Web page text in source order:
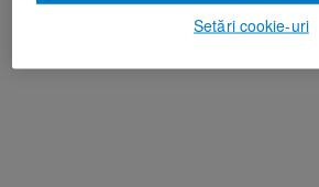
Setări cookie-uri